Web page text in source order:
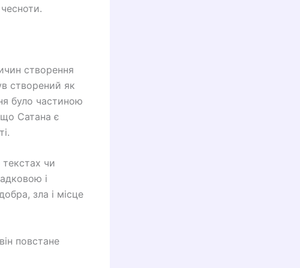
створення
створений як
було частиною
Сатана є
чи
і
зла і місце
повстане